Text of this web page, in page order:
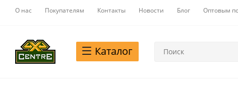
О нас Покупателям Контакты Новости Блог Оптовым
Каталог